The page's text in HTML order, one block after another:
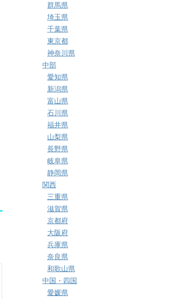
群馬県
埼玉県
千葉県
東京都
神奈川県
中部
愛知県
新潟県
富山県
石川県
福井県
山梨県
長野県
岐阜県
静岡県
関西
三重県
滋賀県
京都府
大阪府
兵庫県
奈良県
和歌山県
中国・四国
愛媛県